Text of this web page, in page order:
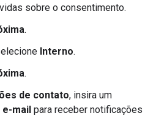
sobre o consentimento.
.
Interno.
.
de contato, insira um
e-mail para receber notificações